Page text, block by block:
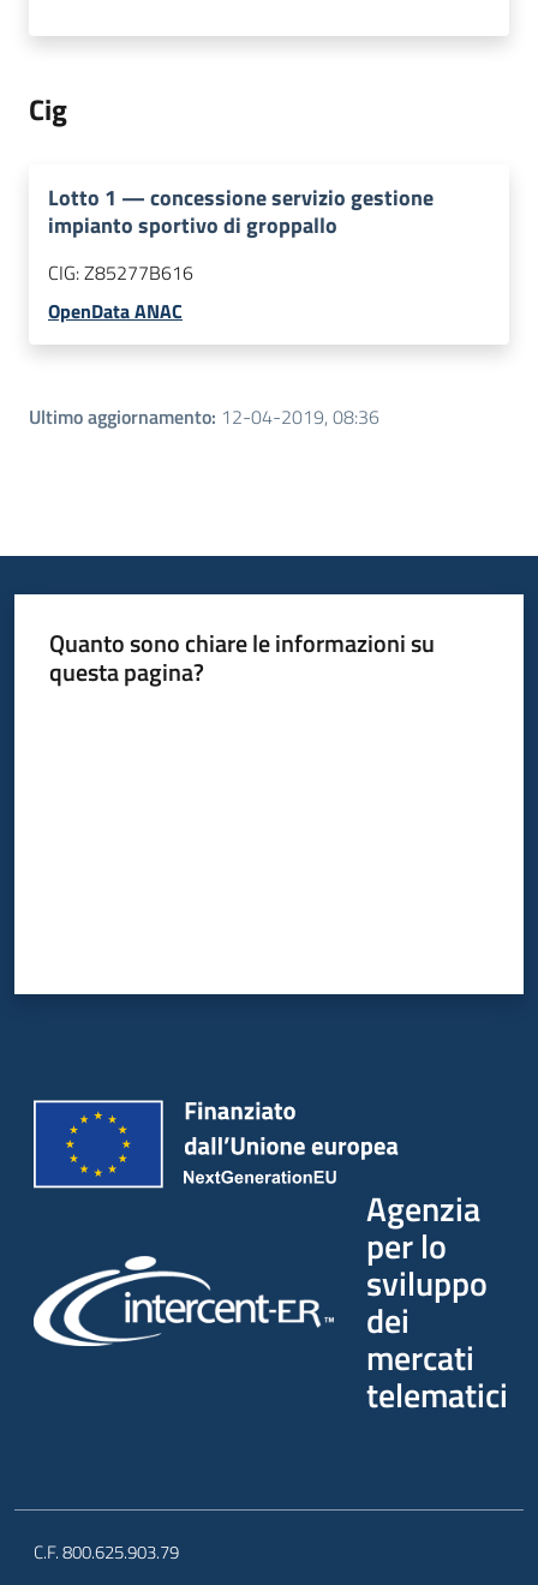
Cig
Lotto 1 —concessione servizio gestione
impianto sportivo di groppallo
CIG:Z85277B616
OpenData ANAC
Ultimo aggiornamento: 12-04-2019, 08:36
Quanto sono chiare le informazioni su
questa pagina?
Agenzia
per lo
sviluppo
dei
mercati
telematici
C.F. 800.625.903.79